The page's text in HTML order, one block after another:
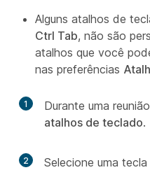
Alguns atalhos de
Ctrl Tab, não são
atalhos que você
nas preferências
1 Durante uma
atalhos de teclado.
2
Selecione uma